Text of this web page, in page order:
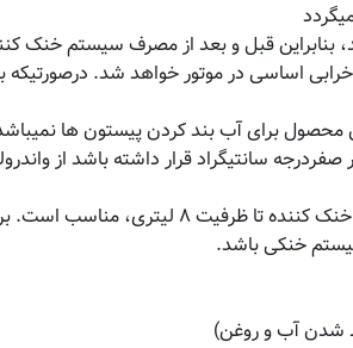
قبل و بعد از مصرف سیستم خنک
اساسی در موتور خواهد شد.
محصول برای آب بند کردن پیستون ها
سانتیگراد قرار داشته باشد از